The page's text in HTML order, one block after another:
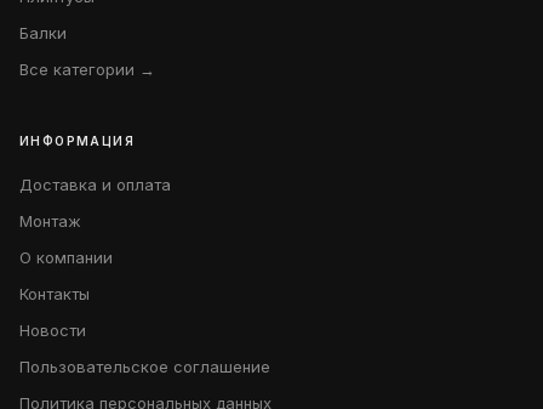
Балки
Все категории →
ИНФОРМАЦИЯ
Доставка и оплата
Монтаж
О компании
Контакты
Новости
Пользовательское соглашение
Политика персональных данных